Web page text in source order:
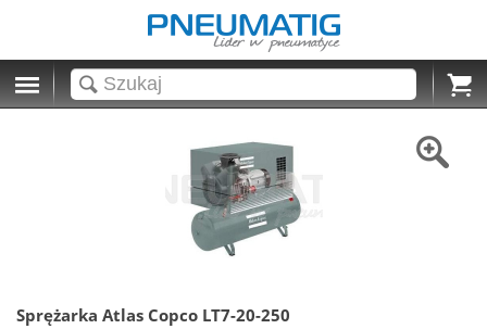
Cart
Sprężarka Atlas Copco LT7-20-250